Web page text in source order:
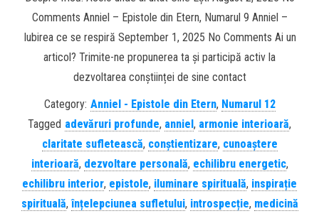
Comments Anniel – Epistole din Etern, Numarul 9 Anniel –
Iubirea ce se respiră September 1, 2025 No Comments Ai un
articol? Trimite-ne propunerea ta și participă activ la
dezvoltarea conștiinței de sine contact
Category: Anniel - Epistole din Etern, Numarul 12
Tagged adevăruri profunde, anniel, armonie interioară,
claritate sufletească, conștientizare, cunoaștere
interioară, dezvoltare personală, echilibru energetic,
echilibru interior, epistole, iluminare spirituală, inspirație
spirituală,înțelepciunea sufletului, introspecție, medicină